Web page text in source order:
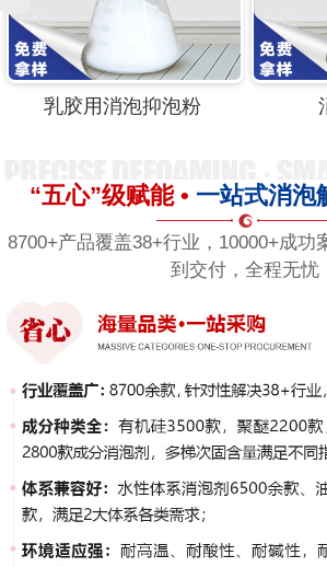
乳胶用消泡抑泡粉
“五心”级赋能 • 一站式消泡
8700+产品覆盖38+行业，10000+成
到交付，全程无忧